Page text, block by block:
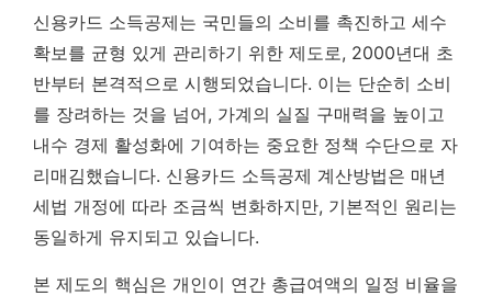
신용카드 소득공제는 국민들의 소비를 촉진하고 세수
확보를 균형 있게 관리하기 위한 제도로, 2000년대 초
반부터 본격적으로 시행되었습니다. 이는 단순히 소비
를 장려하는 것을 넘어, 가계의 실질 구매력을 높이고
내수 경제 활성화에 기여하는 중요한 정책 수단으로 자
리매김했습니다. 신용카드 소득공제 계산방법은 매년
세법 개정에 따라 조금씩 변화하지만, 기본적인 원리는
동일하게 유지되고 있습니다.
본 제도의 핵심은 개인이 연간 총급여액의 일정 비율을